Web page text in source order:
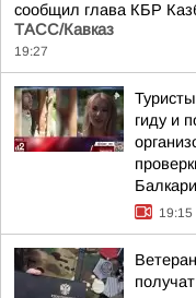
сообщил глава КБР
ТАСС/Кавказ
19:27
гиду и
19:15